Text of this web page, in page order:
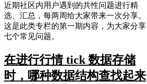
近期社区内用户遇到的共性问题进行精
选、汇总，每两周给大家带来一次分享。
这是此类专栏的第一期内容，为大家分享
七个常见问题。
在进行行情 tick 数据存储
时，哪种数据结构查找起来